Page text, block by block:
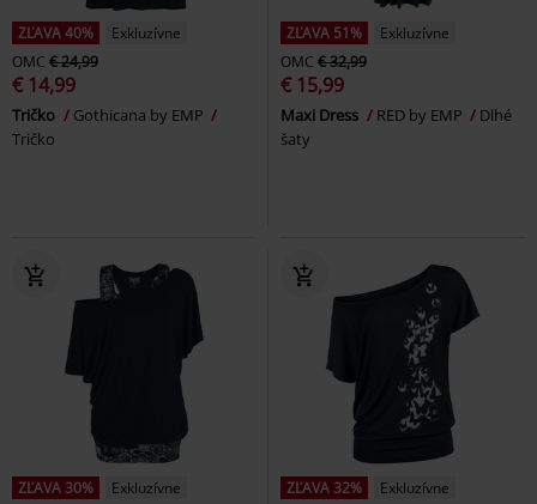
ZĽAVA 40%
Exkluzívne
OMC € 24,99
€ 14,99
Tričko
Gothicana by EMP
Tričko
ZĽAVA 51%
Exkluzívne
OMC € 32,99
€ 15,99
Maxi Dress RED by EMP
Dlhé
šaty
ZĽAVA 30%
Exkluzívne
ZĽAVA 32%
Exkluzívne